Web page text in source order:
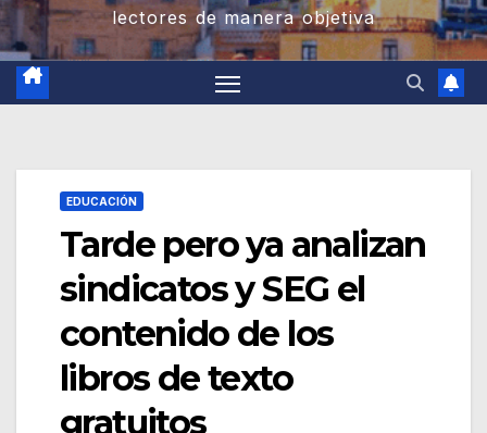
lectores de manera objetiva
EDUCACIÓN
Tarde pero ya analizan
sindicatos y SEG el
contenido de los
libros de texto
gratuitos